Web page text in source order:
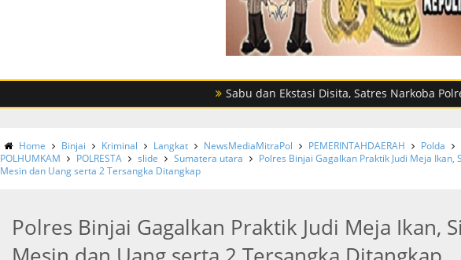
Sabu dan Ekstasi Disita, Satres Narkoba Polres Sergai
Home Binjai Kriminal Langkat NewsMediaMitraPol PEMERINTAHDAERAH
Polda
POLHUMKAM
POLRESTA slide Sumatera utara
Polres Binjai Gagalkan Praktik Judi Meja Ikan,
Mesin dan Uang serta 2 Tersangka Ditangkap
Polres Binjai Gagalkan Praktik Judi Meja Ikan,